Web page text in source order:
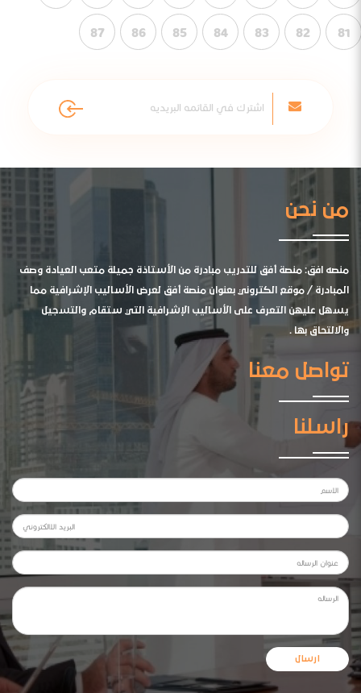
81
82
83
84
85
86
87
من نحن
منصه افق: منصة أفق للتدريب مبادرة من الأستاذة جميلة متعب العيادة وصف
المبادرة / موقع الكتروني بعنوان منصة أفق لعرض الأساليب الإشرافية مما
يسهل عليهن التعرف على الأساليب الإشرافية التي ستقام والتسجيل
والالتحاق بها .
تواصل معنا
راسلنا
ارسال